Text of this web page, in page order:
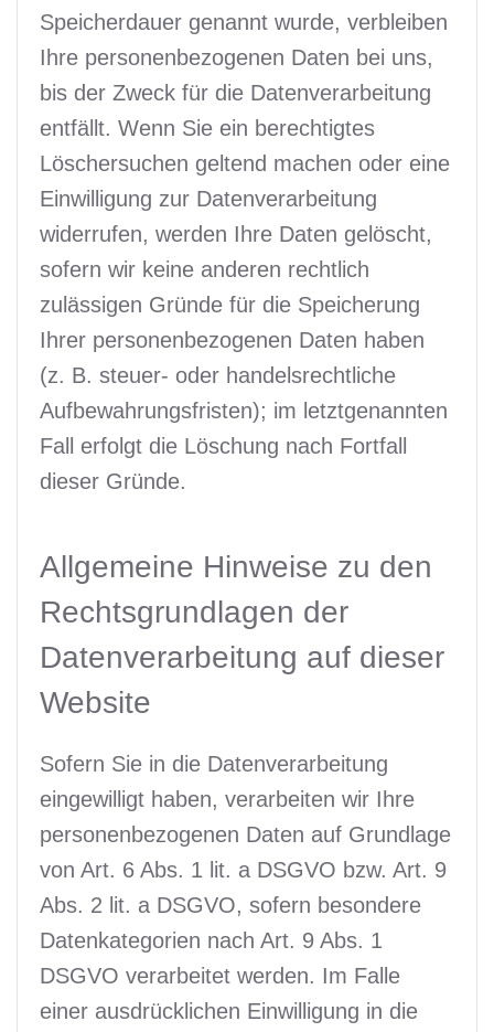
Speicherdauer genannt wurde, verbleiben
Ihre personenbezogenen Daten bei uns,
bis der Zweck für die Datenverarbeitung
entfällt. Wenn Sie ein berechtigtes
Löschersuchen geltend machen oder eine
Einwilligung zur Datenverarbeitung
widerrufen, werden Ihre Daten gelöscht,
sofern wir keine anderen rechtlich
zulässigen Gründe für die Speicherung
Ihrer personenbezogenen Daten haben
(z. B. steuer- oder handelsrechtliche
Aufbewahrungsfristen); im letztgenannten
Fall erfolgt die Löschung nach Fortfall
dieser Gründe.
Allgemeine Hinweise zu den
Rechtsgrundlagen der
Datenverarbeitung auf dieser
Website
Sofern Sie in die Datenverarbeitung
eingewilligt haben, verarbeiten wir Ihre
personenbezogenen Daten auf Grundlage
von Art. 6 Abs. 1 lit. a DSGVO bzw. Art. 9
Abs. 2 lit. a DSGVO, sofern besondere
Datenkategorien nach Art. 9 Abs. 1
DSGVO verarbeitet werden. Im Falle
einer ausdrücklichen Einwilligung in die